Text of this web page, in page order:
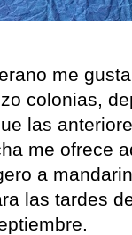
me
colonias,
las
me ofrece
a
las tardes